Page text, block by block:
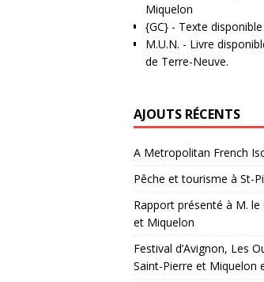
Miquelon
{GC}- Texte
M.U.N. - Livre
de Terre-Neuve.
AJOUTS RÉCENTS
A Metropolitan French
Pêche et tourisme à St-
Rapport présenté à M.
et Miquelon
Festival d’Avignon, Les
Saint-Pierre et Miquelon